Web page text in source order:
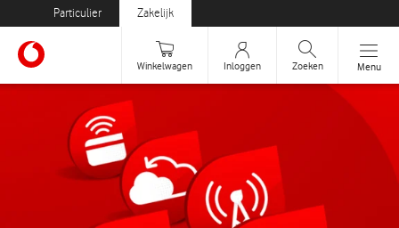
Particulier Zakelijk
Winkelwagen Inloggen Zoeken Menu